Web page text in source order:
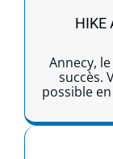
HIKE
Annecy,
succès.
possible